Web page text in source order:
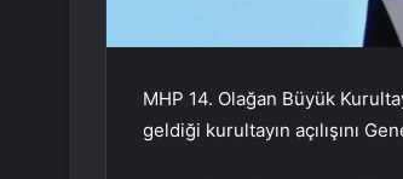
MHP 14. Olağan Büyük
geldiği kurultayın açılışını